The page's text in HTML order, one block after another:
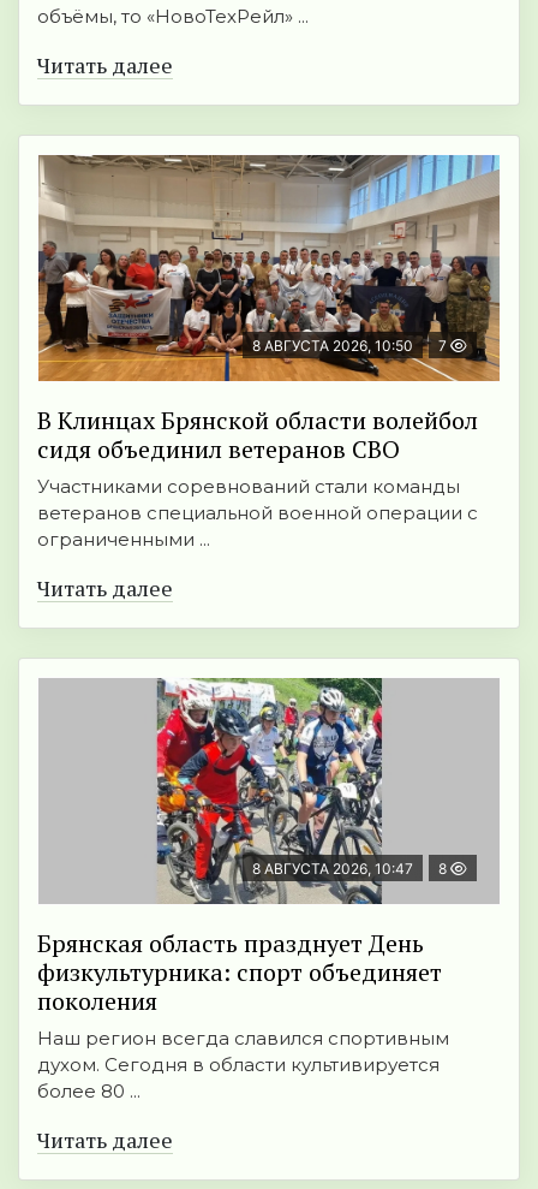
объёмы, то «НовоТехРейл» ...
Читать далее
8 АВГУСТА 2026, 10:50 7
В Клинцах Брянской области волейбол
сидя объединил ветеранов СВО
Участниками соревнований стали команды
ветеранов специальной военной операции с
ограниченными ...
Читать далее
8 АВГУСТА 2026, 10:47 8
Брянская область празднует День
физкультурника: спорт объединяет
поколения
Наш регион всегда славился спортивным
духом. Сегодня в области культивируется
более 80 ...
Читать далее